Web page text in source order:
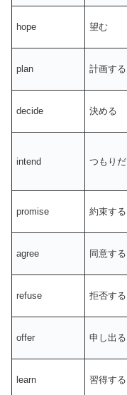
hope 望む
plan 計画する
decide 決める
intend つもりだ
promise 約束する
agree 同意する
refuse 拒否する
offer 申し出る
learn 習得する